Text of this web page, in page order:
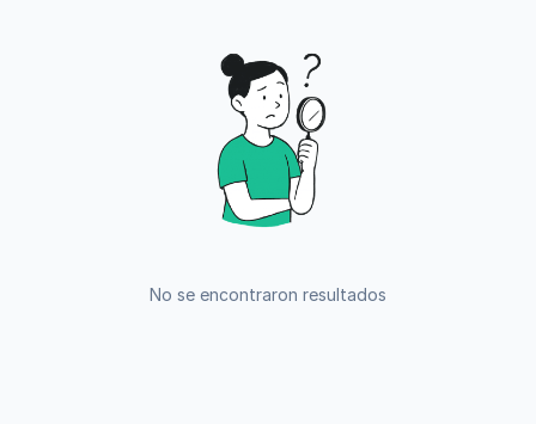
No se encontraron resultados